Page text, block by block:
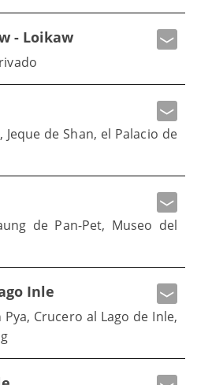
- Loikaw
de Shan, el Palacio de
de Pan-Pet, Museo del
Inle
Crucero al Lago de Inle,